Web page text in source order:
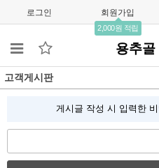
로그인 회원가입
2,000원 적립
용추골
고객게시판
게시글 작성 시 입력한